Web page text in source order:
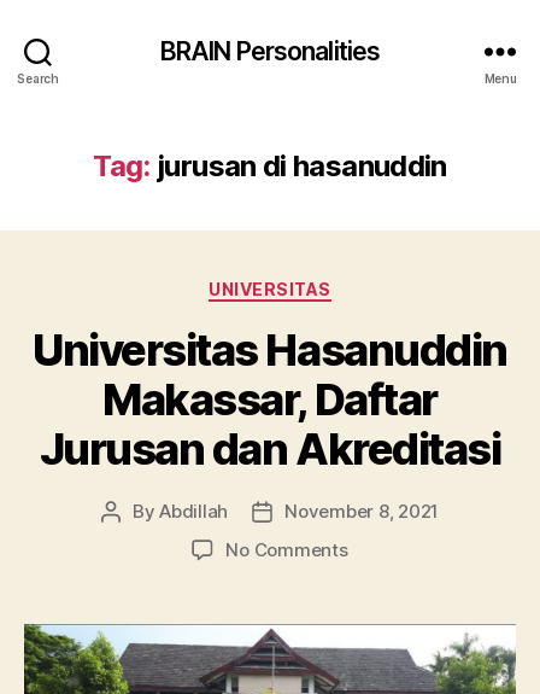
Search
BRAIN Personalities
Menu
Tag: jurusan di hasanuddin
Categories
UNIVERSITAS
Universitas Hasanuddin
Makassar, Daftar
Jurusan dan Akreditasi
PostByAbdillah
Post
date
November 8, 2021
No Commentson
Makassar,
Daftar
Jurusan